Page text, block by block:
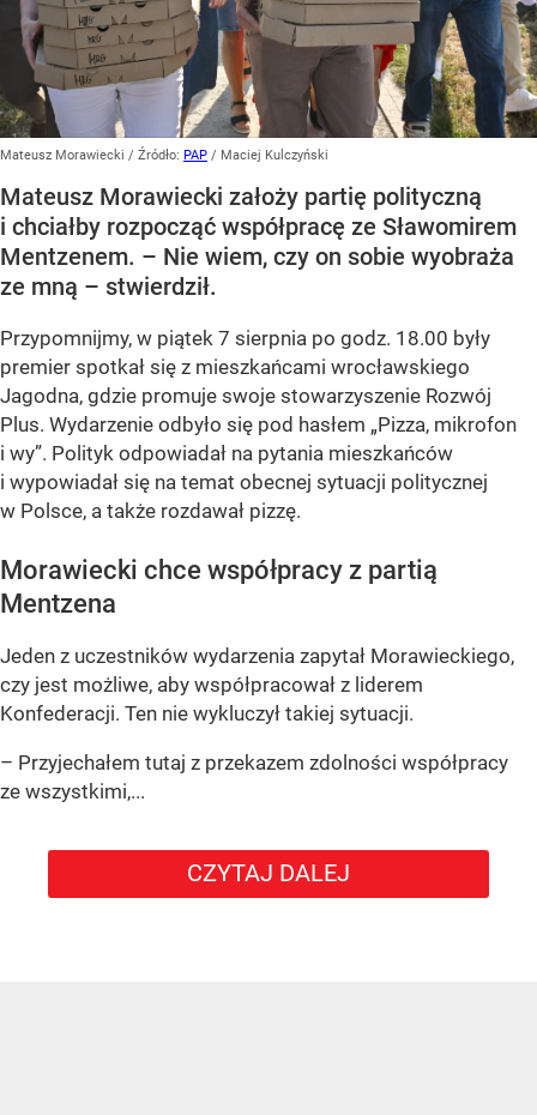
Mateusz Morawiecki / Źródło: PAP / Maciej Kulczyński
Mateusz Morawiecki założy partię polityczną
i chciałby rozpocząć współpracę ze Sławomirem
Mentzenem. – Nie wiem, czy on sobie wyobraża
ze mną – stwierdził.
Przypomnijmy, w piątek 7 sierpnia po godz. 18.00 były
premier spotkał się z mieszkańcami wrocławskiego
Jagodna, gdzie promuje swoje stowarzyszenie Rozwój
Plus. Wydarzenie odbyło się pod hasłem „Pizza, mikrofon
i wy”. Polityk odpowiadał na pytania mieszkańców
i wypowiadał się na temat obecnej sytuacji politycznej
w Polsce, a także rozdawał pizzę.
Morawiecki chce współpracy z partią
Mentzena
Jeden z uczestników wydarzenia zapytał Morawieckiego,
czy jest możliwe, aby współpracował z liderem
Konfederacji. Ten nie wykluczył takiej sytuacji.
– Przyjechałem tutaj z przekazem zdolności współpracy
ze wszystkimi,...
CZYTAJ DALEJ